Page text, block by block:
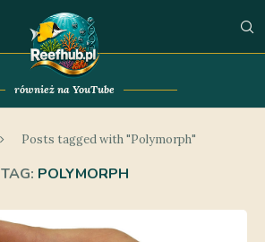
również na YouTube
Posts tagged with "Polymorph"
TAG: POLYMORPH